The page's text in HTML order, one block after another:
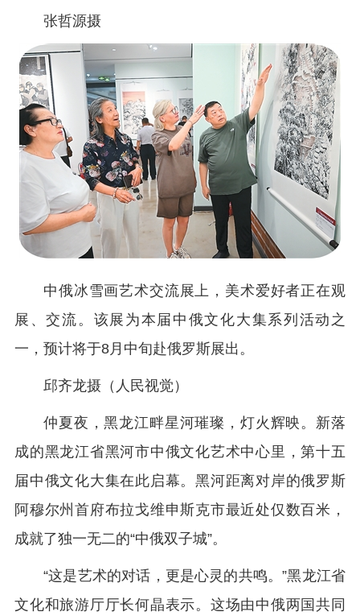
张哲源摄
中俄冰雪画艺术交流展上，美术爱好者正在观
展、交流。该展为本届中俄文化大集系列活动之
一，预计将于8月中旬赴俄罗斯展出。
邱齐龙摄（人民视觉）
仲夏夜，黑龙江畔星河璀璨，灯火辉映。新落
成的黑龙江省黑河市中俄文化艺术中心里，第十五
届中俄文化大集在此启幕。黑河距离对岸的俄罗斯
阿穆尔州首府布拉戈维申斯克市最近处仅数百米，
成就了独一无二的“中俄双子城”。
“这是艺术的对话，更是心灵的共鸣。”黑龙江省
文化和旅游厅厅长何晶表示。这场由中俄两国共同